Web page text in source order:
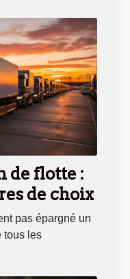
de flotte :
de choix
pas épargné un
tous les